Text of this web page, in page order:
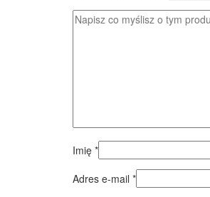
Imię *
Adres e-mail *